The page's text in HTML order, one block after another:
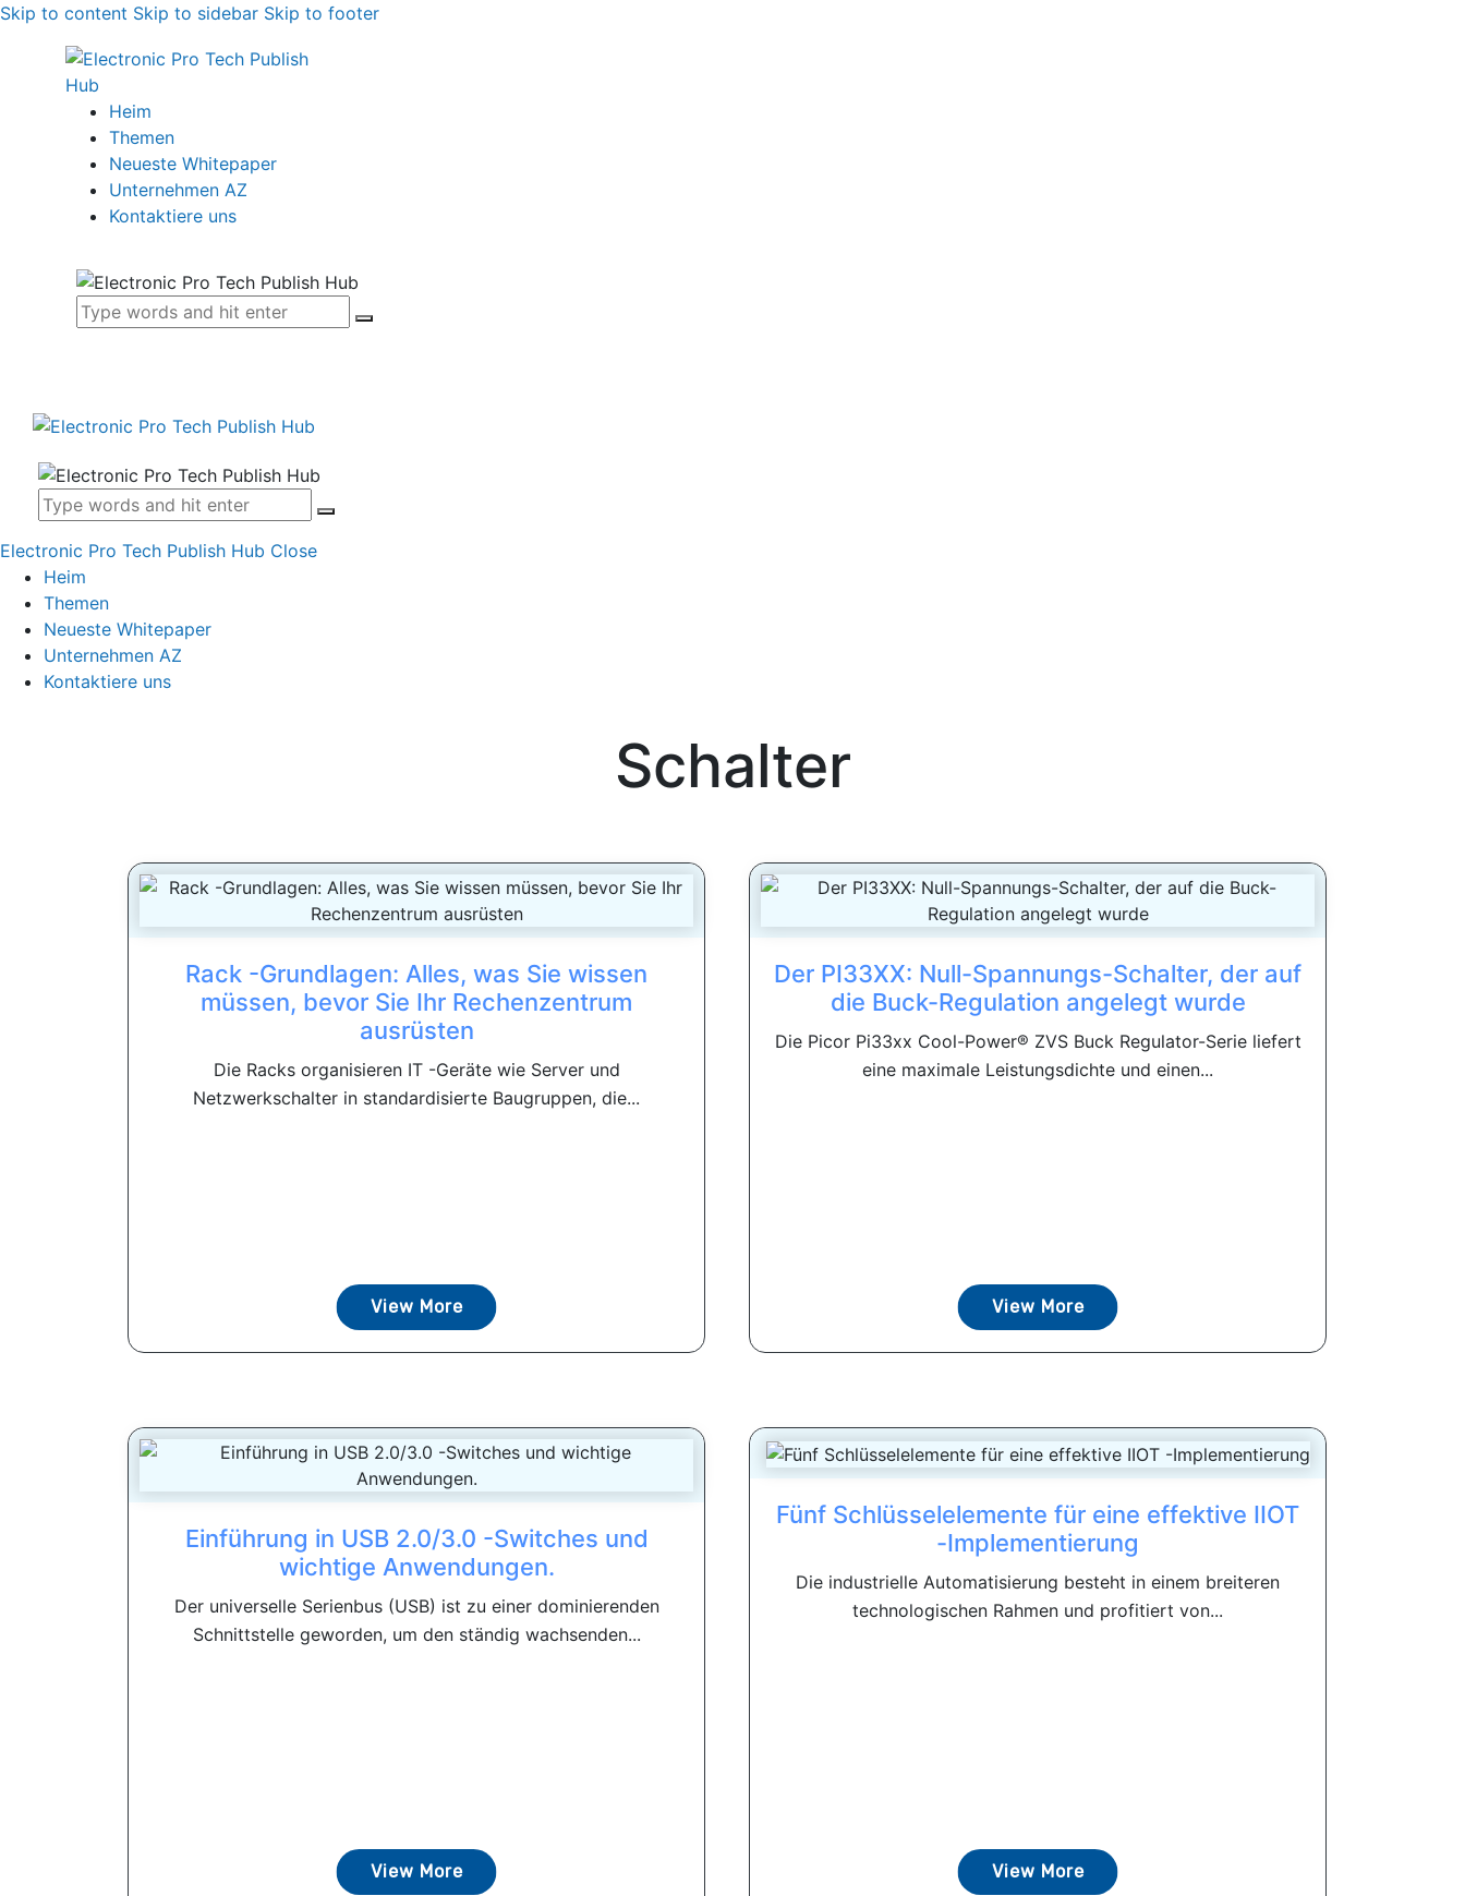
Skip to content Skip to sidebar Skip to footer
Heim
Themen
Neueste Whitepaper
Unternehmen AZ
Kontaktiere uns
Electronic Pro Tech Publish Hub Close
Heim
Themen
Neueste Whitepaper
Unternehmen AZ
Kontaktiere uns
Schalter
Rack -Grundlagen: Alles, was Sie wissen
müssen, bevor Sie Ihr Rechenzentrum
ausrüsten
Die Racks organisieren IT -Geräte wie Server und
Netzwerkschalter in standardisierte Baugruppen, die...
View More
Der PI33XX: Null-Spannungs-Schalter, der auf
die Buck-Regulation angelegt wurde
Die Picor Pi33xx Cool-Power® ZVS Buck Regulator-Serie liefert
eine maximale Leistungsdichte und einen...
View More
Einführung in USB 2.0/3.0 -Switches und
wichtige Anwendungen.
Der universelle Serienbus (USB) ist zu einer dominierenden
Schnittstelle geworden, um den ständig wachsenden...
View More
Fünf Schlüsselelemente für eine effektive IIOT
-Implementierung
Die industrielle Automatisierung besteht in einem breiteren
technologischen Rahmen und profitiert von...
View More